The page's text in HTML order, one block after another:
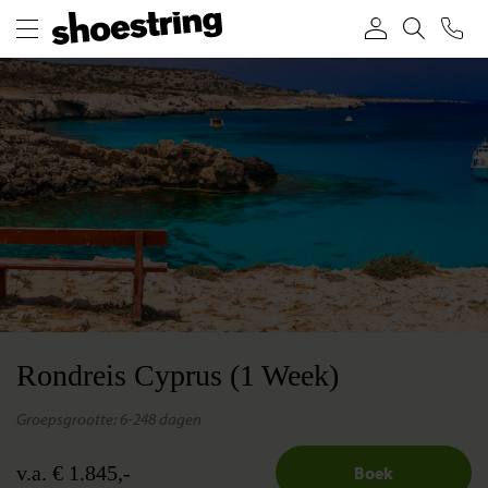
Rondreis Cyprus (1 Week)
Boek
v.a. € 1.845,-
groepsgrootte: 6-24 8 dagen